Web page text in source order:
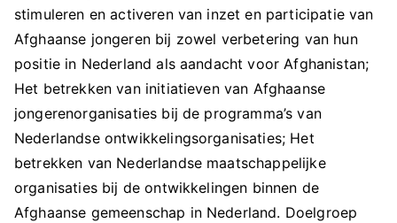
stimuleren en activeren van inzet en participatie van
Afghaanse jongeren bij zowel verbetering van hun
positie in Nederland als aandacht voor Afghanistan;
Het betrekken van initiatieven van Afghaanse
jongerenorganisaties bij de programma’s van
Nederlandse ontwikkelingsorganisaties; Het
betrekken van Nederlandse maatschappelijke
organisaties bij de ontwikkelingen binnen de
Afghaanse gemeenschap in Nederland. Doelgroep